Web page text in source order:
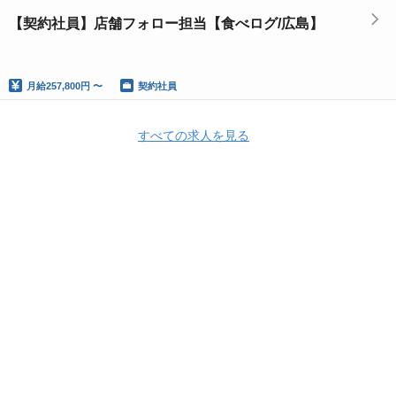
【契約社員】店舗フォロー担当【食べログ/広島】
月給257,800円 〜 契約社員
すべての求人を見る